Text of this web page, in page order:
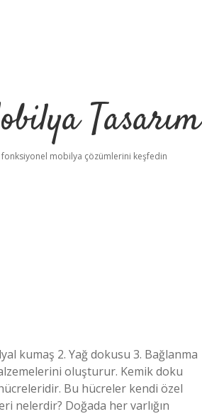
Tasarım
fonksiyonel mobilya çözümlerini keşfedin
kumaş 2. Yağ dokusu 3. Bağlanma
oluşturur. Kemik doku
Bu hücreler kendi özel
nelerdir? Doğada her varlığın